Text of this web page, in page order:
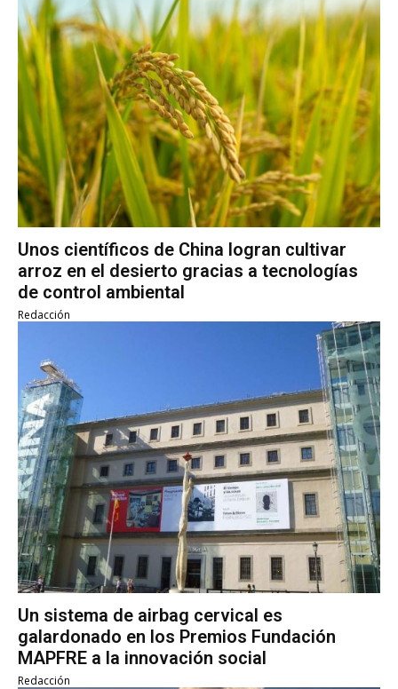
Unos científicos de China logran cultivar
arroz en el desierto gracias a tecnologías
de control ambiental
Redacción
Un sistema de airbag cervical es
galardonado en los Premios Fundación
MAPFRE a la innovación social
Redacción